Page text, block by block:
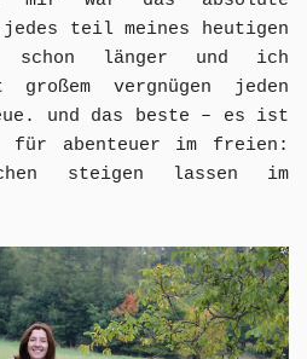
teil meines heutigen
länger und ich
vergnügen jeden
und das beste – es ist
abenteuer im freien:
steigen lassen im